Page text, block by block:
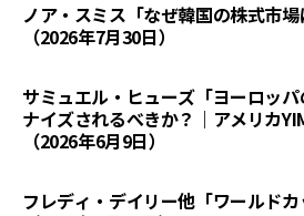
ノア・スミス「なぜ韓国の株式市場
（2026年7月30日）
サミュエル・ヒューズ「ヨーロッ
ナイズされるべきか？｜アメリカ
（2026年6月9日）
フレディ・デイリー他「ワールドカ